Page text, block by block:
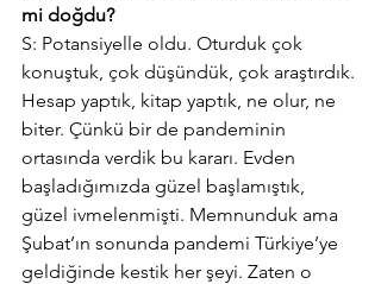
mi doğdu?
S: Potansiyelle oldu. Oturduk çok
konuştuk, çok düşündük, çok araştırdık.
Hesap yaptık, kitap yaptık, ne olur, ne
biter. Çünkü bir de pandeminin
ortasında verdik bu kararı. Evden
başladığımızda güzel başlamıştık,
güzel ivmelenmişti. Memnunduk ama
Şubat’ın sonunda pandemi Türkiye’ye
geldiğinde kestik her şeyi. Zaten o